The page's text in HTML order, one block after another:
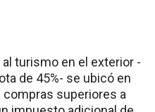
turismo en el exterior -
de 45%- se ubicó en
compras superiores a